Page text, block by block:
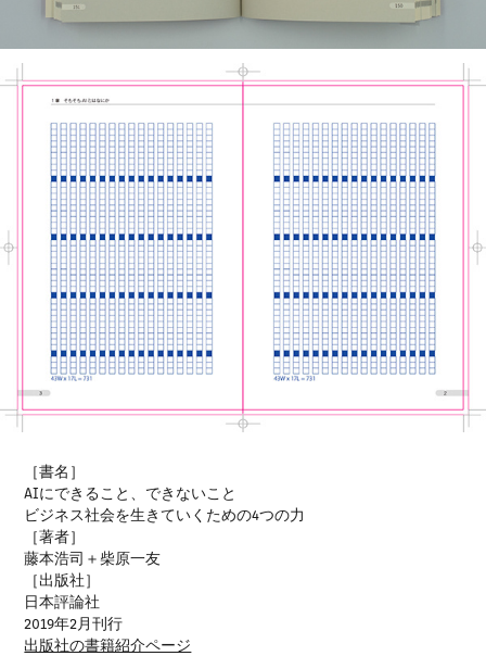
［書名］
AIにできること、できないこと
ビジネス社会を生きていくための4つの力
［著者］
藤本浩司＋柴原一友
［出版社］
日本評論社
2019年2月刊行
出版社の書籍紹介ページ